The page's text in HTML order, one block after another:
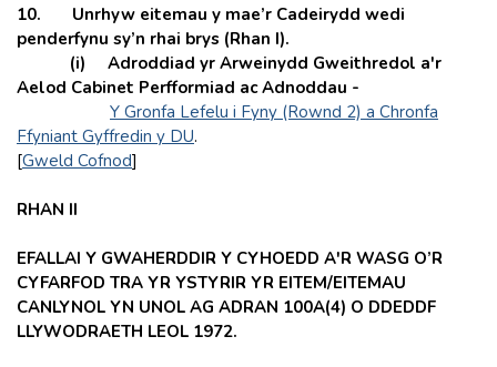
10. Unrhyw eitemau y mae’r Cadeirydd wedi
penderfynu sy’n rhai brys (Rhan I).
(i) Adroddiad yr Arweinydd Gweithredol a'r
Aelod Cabinet Perfformiad ac Adnoddau -
Y Gronfa Lefelu i Fyny (Rownd 2) a Chronfa
Ffyniant Gyffredin y DU.
[Gweld Cofnod]
RHAN II
EFALLAI Y GWAHERDDIR Y CYHOEDD A'R WASG O’R
CYFARFOD TRA YR YSTYRIR YR EITEM/EITEMAU
CANLYNOL YN UNOL AG ADRAN 100A(4) O DDEDDF
LLYWODRAETH LEOL 1972.